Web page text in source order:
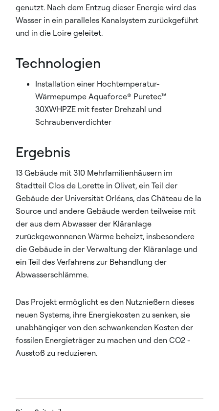
genutzt. Nach dem Entzug dieser Energie wird das
Wasser in ein paralleles Kanalsystem zurückgeführt
und in die Loire geleitet.
Technologien
Installation einer Hochtemperatur-
Wärmepumpe Aquaforce® Puretec™
30XWHPZE mit fester Drehzahl und
Schraubenverdichter
Ergebnis
13 Gebäude mit 310 Mehrfamilienhäusern im
Stadtteil Clos de Lorette in Olivet, ein Teil der
Gebäude der Universität Orléans, das Château de la
Source und andere Gebäude werden teilweise mit
der aus dem Abwasser der Kläranlage
zurückgewonnenen Wärme beheizt, insbesondere
die Gebäude in der Verwaltung der Kläranlage und
ein Teil des Verfahrens zur Behandlung der
Abwasserschlämme.
Das Projekt ermöglicht es den Nutznießern dieses
neuen Systems, ihre Energiekosten zu senken, sie
unabhängiger von den schwankenden Kosten der
fossilen Energieträger zu machen und den CO2 -
Ausstoß zu reduzieren.